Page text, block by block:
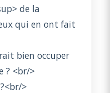
de la
qui en ont fait
bien occuper
? <br/>
>